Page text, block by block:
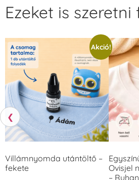
❮
Ezeket is szeretni
Akció!
Villámnyomda utántöltő –
fekete
Ovisjel
–